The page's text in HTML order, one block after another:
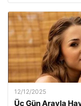
12/12/2025
Üç Gün Arayla